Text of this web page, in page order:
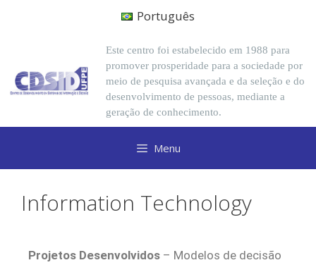
Português
Este centro foi estabelecido em 1988 para
promover prosperidade para a sociedade por
meio de pesquisa avançada e da seleção e do
desenvolvimento de pessoas, mediante a
geração de conhecimento.
Menu
Information Technology
Projetos Desenvolvidos – Modelos de decisão